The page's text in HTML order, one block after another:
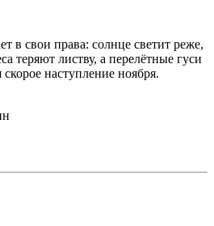
в свои права: солнце светит реже,
теряют листву, а перелётные гуси
наступление ноября.